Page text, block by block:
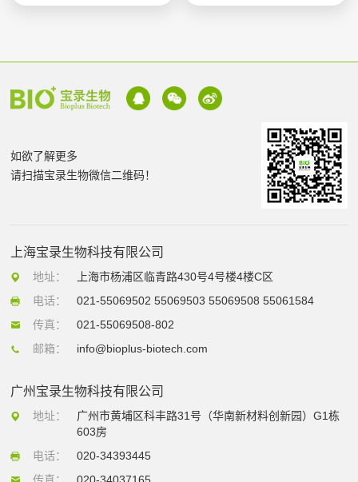
如欲了解更多
请扫描宝录生物微信二维码！
上海宝录生物科技有限公司
地址：
上海市杨浦区临青路430号4号楼4楼C区
电话：
021-55069502 55069503 55069508 55061584
传真：
021-55069508-802
邮箱：
info@bioplus-biotech.com
广州宝录生物科技有限公司
地址：
广州市黄埔区科丰路31号（华南新材料创新园）G1栋
603房
电话：
020-34393445